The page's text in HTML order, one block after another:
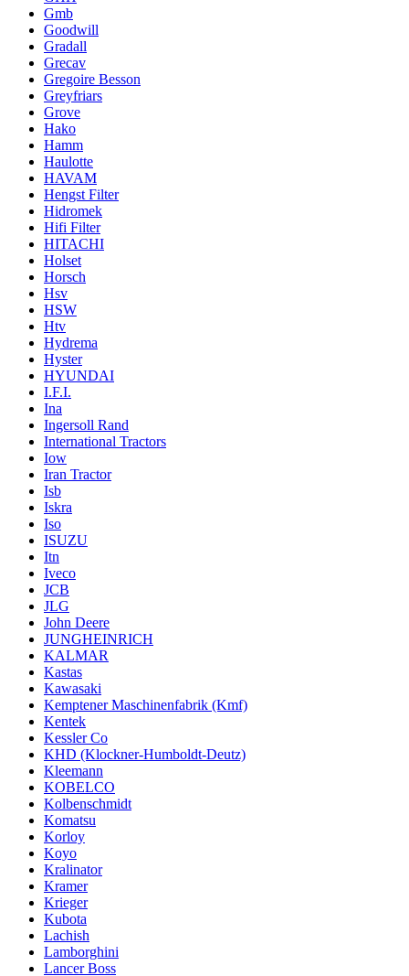
Gmb
Goodwill
Gradall
Grecav
Gregoire Besson
Greyfriars
Grove
Hako
Hamm
Haulotte
HAVAM
Hengst Filter
Hidromek
Hifi Filter
HITACHI
Holset
Horsch
Hsv
HSW
Htv
Hydrema
Hyster
HYUNDAI
I.F.I.
Ina
Ingersoll Rand
International Tractors
Iow
Iran Tractor
Isb
Iskra
Iso
ISUZU
Itn
Iveco
JCB
JLG
John Deere
JUNGHEINRICH
KALMAR
Kastas
Kawasaki
Kemptener Maschinenfabrik (Kmf)
Kentek
Kessler Co
KHD (Klockner-Humboldt-Deutz)
Kleemann
KOBELCO
Kolbenschmidt
Komatsu
Korloy
Koyo
Kralinator
Kramer
Krieger
Kubota
Lachish
Lamborghini
Lancer Boss